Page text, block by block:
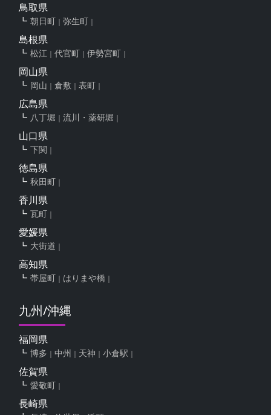
鳥取県
朝日町 弥生町
島根県
松江 代官町 伊勢宮町
岡山県
岡山 倉敷 表町
広島県
八丁堀 流川・薬研堀
山口県
下関
徳島県
秋田町
香川県
瓦町
愛媛県
大街道
高知県
帯屋町 はりまや橋
九州/沖縄
福岡県
博多 中州 天神 小倉駅
佐賀県
愛敬町
長崎県